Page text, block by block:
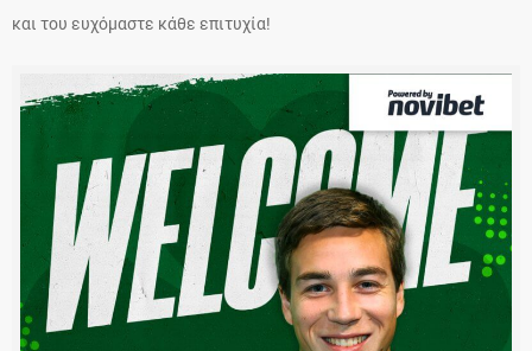
και του ευχόμαστε κάθε επιτυχία!